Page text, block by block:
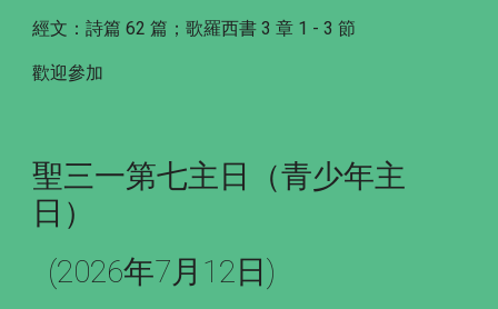
經文：詩篇 62 篇；歌羅西書 3 章 1 - 3 節
歡迎參加
聖三一第七主日（青少年主
日）
(2026年7月12日)